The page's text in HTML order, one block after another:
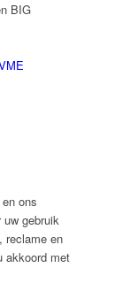
BIG
ons
gebruik
reclame en
akkoord met